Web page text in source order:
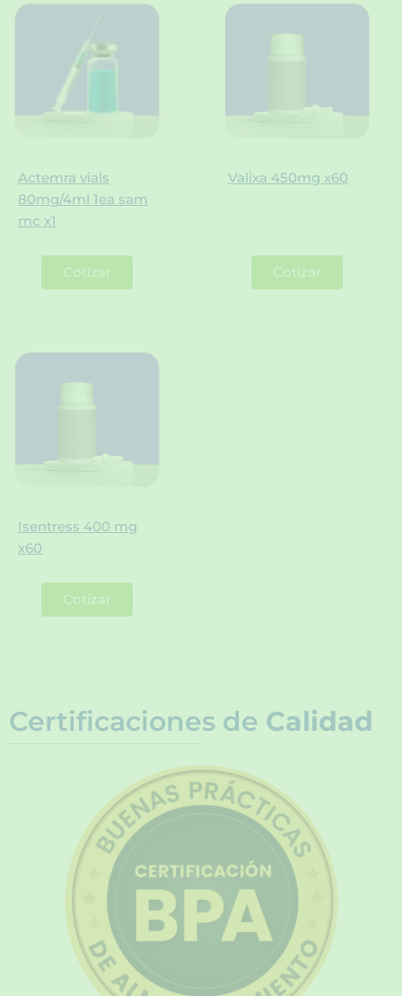
Actemra vials
80mg/4ml 1ea sam
mc x1
Cotizar
Valixa 450mg x60
Cotizar
Isentress 400 mg
x60
Cotizar
Certificaciones de Calidad